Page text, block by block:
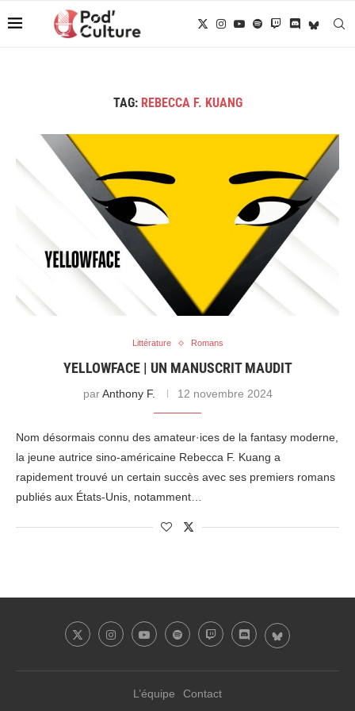
TAG: REBECCA F. KUANG
Littérature Romans
YELLOWFACE | UN MANUSCRIT MAUDIT
parAnthony F. 12 novembre 2024
Nom désormais connu des amateur·ices de la fantasy moderne,
la jeune autrice sino-américaine Rebecca F. Kuang a
rapidement trouvé un certain succès avec ses premiers romans
publiés aux États-Unis, notamment…
L’équipe Contact